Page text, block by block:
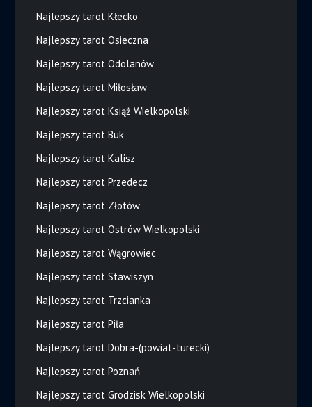
Najlepszy tarot Kłecko
Najlepszy tarot Osieczna
Najlepszy tarot Odolanów
Najlepszy tarot Miłosław
Najlepszy tarot Książ Wielkopolski
Najlepszy tarot Buk
Najlepszy tarot Kalisz
Najlepszy tarot Przedecz
Najlepszy tarot Złotów
Najlepszy tarot Ostrów Wielkopolski
Najlepszy tarot Wągrowiec
Najlepszy tarot Stawiszyn
Najlepszy tarot Trzcianka
Najlepszy tarot Piła
Najlepszy tarot Dobra-(powiat-turecki)
Najlepszy tarot Poznań
Najlepszy tarot Grodzisk Wielkopolski